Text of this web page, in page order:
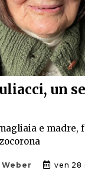
un
e madre,
Weber ven 28